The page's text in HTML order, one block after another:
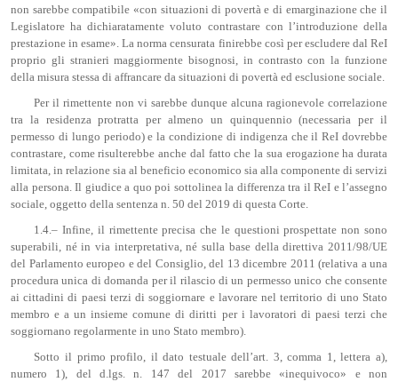
non sarebbe compatibile «con situazioni di povertà e di emarginazione che il
Legislatore ha dichiaratamente voluto contrastare con l’introduzione della
prestazione in esame». La norma censurata finirebbe così per escludere dal ReI
proprio gli stranieri maggiormente bisognosi, in contrasto con la funzione
della misura stessa di affrancare da situazioni di povertà ed esclusione sociale.
Per il rimettente non vi sarebbe dunque alcuna ragionevole correlazione
tra la residenza protratta per almeno un quinquennio (necessaria per il
permesso di lungo periodo) e la condizione di indigenza che il ReI dovrebbe
contrastare, come risulterebbe anche dal fatto che la sua erogazione ha durata
limitata, in relazione sia al beneficio economico sia alla componente di servizi
alla persona. Il giudice a quo poi sottolinea la differenza tra il ReI e l’assegno
sociale, oggetto della sentenza n. 50 del 2019 di questa Corte.
1.4.– Infine, il rimettente precisa che le questioni prospettate non sono
superabili, né in via interpretativa, né sulla base della direttiva 2011/98/UE
del Parlamento europeo e del Consiglio, del 13 dicembre 2011 (relativa a una
procedura unica di domanda per il rilascio di un permesso unico che consente
ai cittadini di paesi terzi di soggiornare e lavorare nel territorio di uno Stato
membro e a un insieme comune di diritti per i lavoratori di paesi terzi che
soggiornano regolarmente in uno Stato membro).
Sotto il primo profilo, il dato testuale dell’art. 3, comma 1, lettera a),
numero 1), del d.lgs. n. 147 del 2017 sarebbe «inequivoco» e non